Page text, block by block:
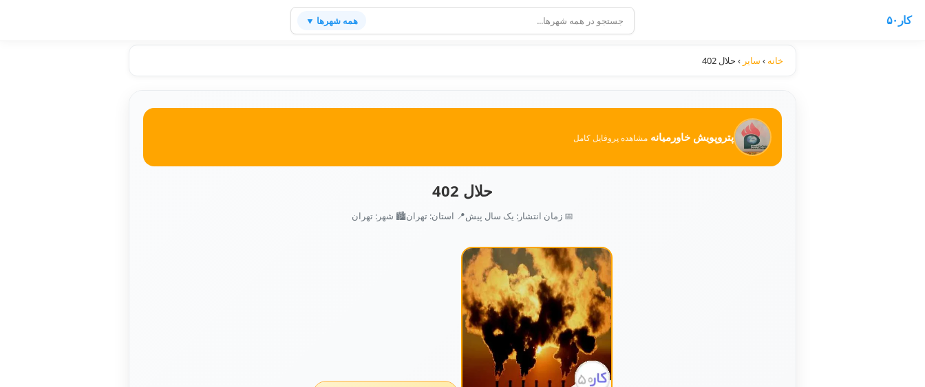
کار۵۰ همه شهرها ▼
خانه › سایر › حلال 402
پتروپویش خاورمیانه مشاهده پروفایل کامل
حلال 402
📅 زمان انتشار: یک سال پیش📍 استان: تهران🏙️ شهر: تهران